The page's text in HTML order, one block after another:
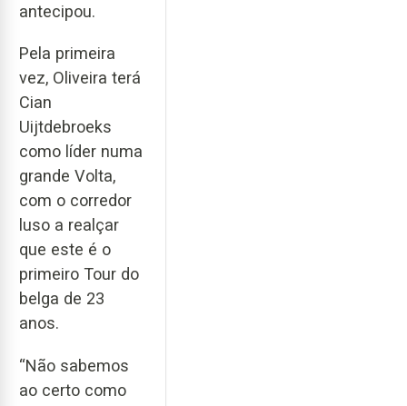
antecipou.
Pela primeira
vez, Oliveira terá
Cian
Uijtdebroeks
como líder numa
grande Volta,
com o corredor
luso a realçar
que este é o
primeiro Tour do
belga de 23
anos.
“Não sabemos
ao certo como